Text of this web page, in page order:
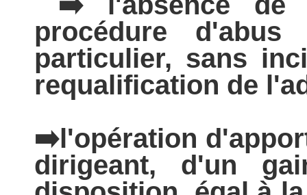
procédure
particulier, sans
requalification de
➡️l'opération
dirigeant, d'un